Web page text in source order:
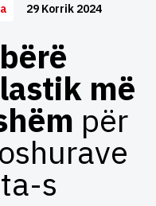
29 Korrik 2024
më
për
s